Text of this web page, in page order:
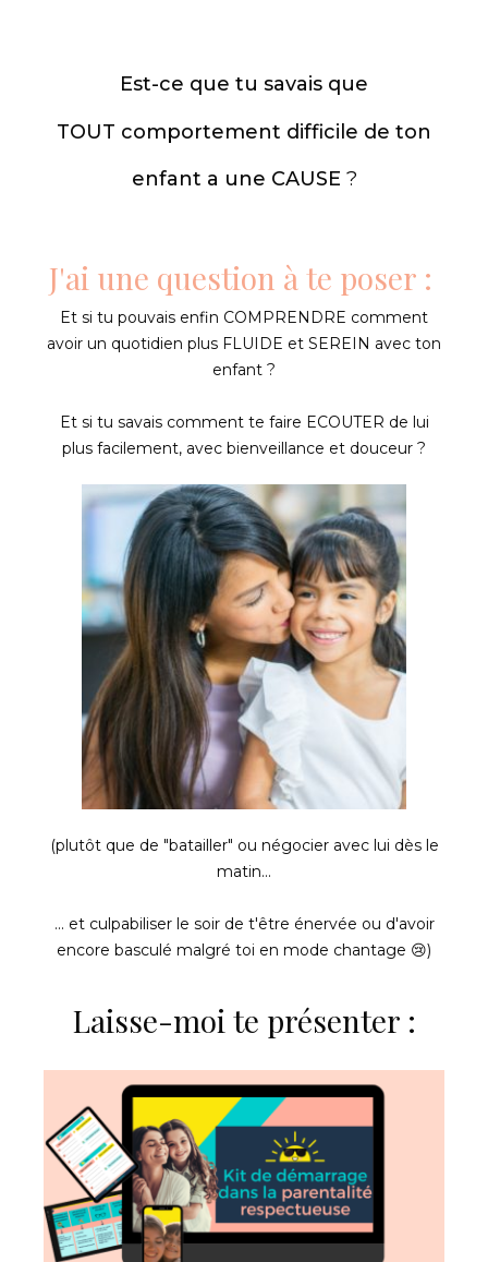
Est-ce que tu savais que
TOUT comportement difficile de ton
enfant a une CAUSE ?
J'ai une question à te poser :
Et si tu pouvais enfin COMPRENDRE comment
avoir un quotidien plus FLUIDE et SEREIN avec ton
enfant ?
Et si tu savais comment te faire ECOUTER de lui
plus facilement, avec bienveillance et douceur ?
(plutôt que de "batailler" ou négocier avec lui dès le
matin...
... et culpabiliser le soir de t'être énervée ou d'avoir
encore basculé malgré toi en mode chantage 😢)
Laisse-moi te présenter :